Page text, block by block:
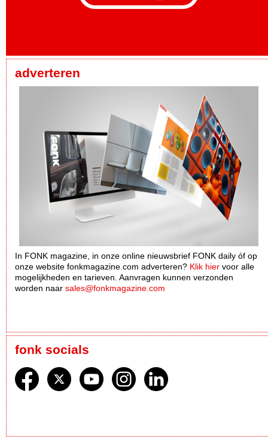
adverteren
In FONK magazine, in onze online nieuwsbrief FONK daily óf op
onze website fonkmagazine.com adverteren? Klik hier voor alle
mogelijkheden en tarieven. Aanvragen kunnen verzonden
worden naar sales@fonkmagazine.com
fonk socials